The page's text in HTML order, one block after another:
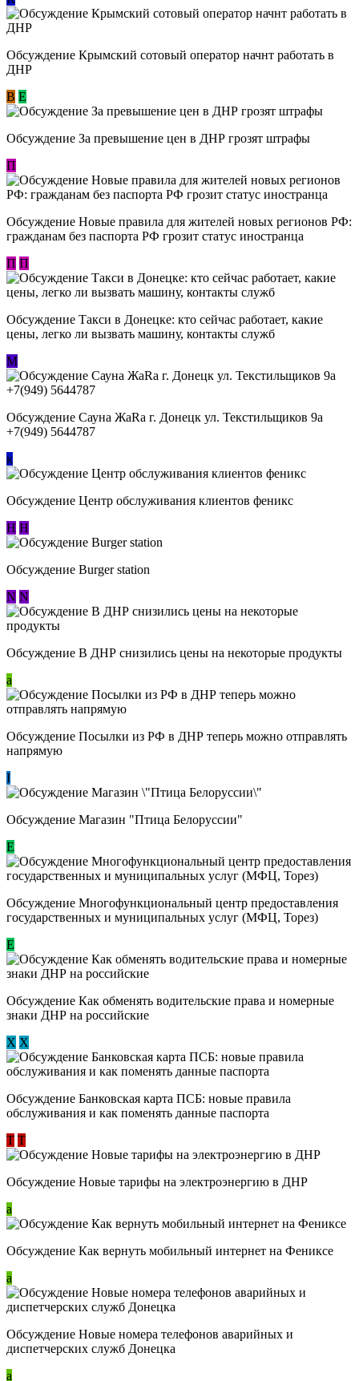
Обсуждение Крымский сотовый оператор начнт работать в
ДНР
В E
Обсуждение За превышение цен в ДНР грозят штрафы
П
Обсуждение Новые правила для жителей новых регионов РФ:
гражданам без паспорта РФ грозит статус иностранца
П П
Обсуждение ​Такси в Донецке: кто сейчас работает, какие
цены, легко ли вызвать машину, контакты служб
М
Обсуждение Сауна ЖаRa г. Донецк ул. Текстильщиков 9а
+7(949) 5644787
к
Обсуждение Центр обслуживания клиентов феникс
Н Н
Обсуждение Burger station
N N
Обсуждение В ДНР снизились цены на некоторые продукты
a
Обсуждение Посылки из РФ в ДНР теперь можно отправлять
напрямую
I
Обсуждение Магазин "Птица Белоруссии"
Е
Обсуждение Многофункциональный центр предоставления
государственных и муниципальных услуг (МФЦ, Торез)
E
Обсуждение ​Как обменять водительские права и номерные
знаки ДНР на российские
Х Х
Обсуждение ​Банковская карта ПСБ: новые правила
обслуживания и как поменять данные паспорта
Т Т
Обсуждение Новые тарифы на электроэнергию в ДНР
a
Обсуждение Как вернуть мобильный интернет на Фениксе
a
Обсуждение Новые номера телефонов аварийных и
диспетчерских служб Донецка
a